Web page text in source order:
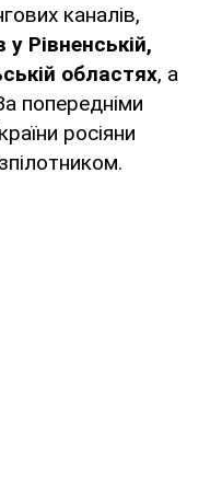
каналів,
Рівненській,
областях, а
попередніми
росіяни